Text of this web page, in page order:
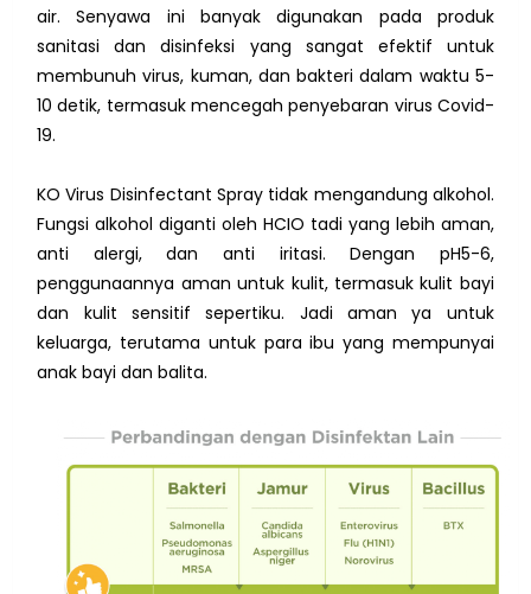
air. Senyawa ini banyak digunakan pada produk
sanitasi dan disinfeksi yang sangat efektif untuk
membunuh virus, kuman, dan bakteri dalam waktu 5-
10 detik, termasuk mencegah penyebaran virus Covid-
19.
KO Virus Disinfectant Spray tidak mengandung alkohol.
Fungsi alkohol diganti oleh HCIO tadi yang lebih aman,
anti alergi, dan anti iritasi. Dengan pH5-6,
penggunaannya aman untuk kulit, termasuk kulit bayi
dan kulit sensitif sepertiku. Jadi aman ya untuk
keluarga, terutama untuk para ibu yang mempunyai
anak bayi dan balita.